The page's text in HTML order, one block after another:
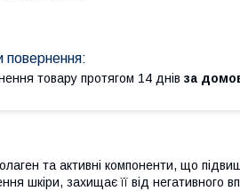
товару протягом 14 днів за
та активні компоненти, що
шкіри, захищає її від негативного